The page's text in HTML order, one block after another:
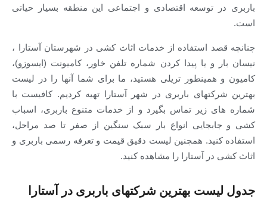
باربری در توسعه اقتصادی و اجتماعی این منطقه بسیار حیاتی
است.
چنانچه قصد استفاده از خدمات اثاث کشی در شهرستان آستارا ،
نیسان بار و یا پیدا کردن شماره تلفن خاور، کامیونت (ایسوزو)،
کامیون و همینطور تریلی هستید، ما برای شما آنها را در لیست
بهترین شرکتهای باربری در شهر آستارا تهیه کردیم. کافیست با
شماره های زیر تماس بگیرد و از خدمات متنوع باربری، اسباب
کشی و جابجایی انواع بار سبک سنگین از صفر تا صد مراحل،
استفاده کنید. همچنین لیست دقیق قیمت و تعرفه رسمی باربری و
اثاث کشی در آستارا را مشاهده کنید.
جدول لیست بهترین شرکتهای باربری در آستارا